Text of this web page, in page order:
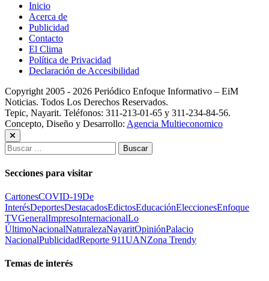
Inicio
Acerca de
Publicidad
Contacto
El Clima
Política de Privacidad
Declaración de Accesibilidad
Copyright 2005 - 2026 Periódico Enfoque Informativo – EiM
Noticias. Todos Los Derechos Reservados.
Tepic, Nayarit. Teléfonos: 311-213-01-65 y 311-234-84-56.
Concepto, Diseño y Desarrollo: Agencia Multieconomico
Buscar:
Secciones para visitar
CartonesCOVID-19De
InterésDeportesDestacadosEdictosEducaciónEleccionesEnfoque
TVGeneralImpresoInternacionalLo
ÚltimoNacionalNaturalezaNayaritOpiniónPalacio
NacionalPublicidadReporte 911UANZona Trendy
Temas de interés